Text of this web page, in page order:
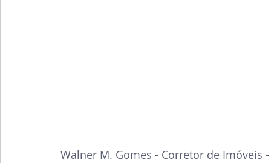
Walner M. Gomes - Corretor de Imóveis -